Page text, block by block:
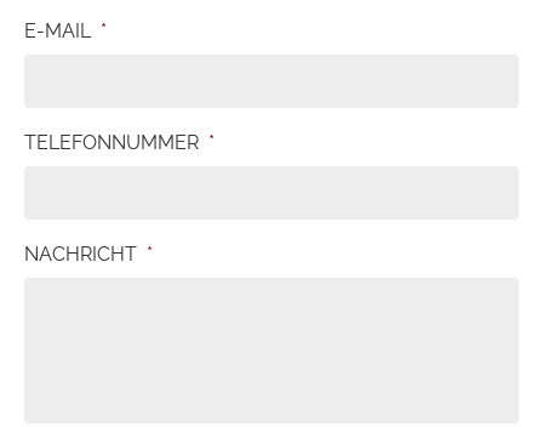
E-MAIL *
TELEFONNUMMER *
NACHRICHT *